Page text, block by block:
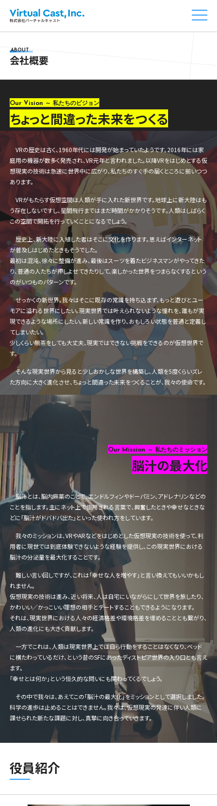
ABOUT
会社概要
Our Vision ～ 私たちのビジョン
ちょっと間違った未来をつくる
VRの歴史は古く、1960年代には開発が始まっていたようです。2016年には家
庭用の機器が数多く発売され、VR元年と言われました。以降VRをはじめとする仮
想現実の技術は急速に世界中に広がり、私たちのすぐ手の届くところに揃いつつ
あります。
VRがもたらす仮想空間は人類が手に入れた新世界です。地球上に新大陸はも
う存在しないですし、星間飛行まではまだ時間がかかりそうです。人類はしばらく
この空間で開拓を行っていくことになるでしょう。
歴史上、新大陸に入植した者はそこに文化を作ります。思えばインターネット
が普及しはじめたときもそうでした。
最初は混沌、徐々に整備が進み、最後はスーツを着たビジネスマンがやってきた
り、普通の人たちが押しよせてきたりして、楽しかった世界をつまらなくするという
のがいつものパターンです。
せっかくの新世界。我々はそこに既存の常識を持ち込まず、もっと遊びとユー
モアに溢れる世界にしたい。現実世界では叶えられないような憧れを、誰もが実
現できるような場所にしたい。新しい常識を作り、おもしろい状態を普通と定義し
てしまいたい。
少しくらい無茶をしても大丈夫、現実ではできない挑戦をできるのが仮想世界で
す。
そんな現実世界から見ると少しおかしな世界を構築し、人類を5度くらいズレ
た方向に大きく進化させ、ちょっと間違った未来をつくることが、我々の使命です。
Our Mission ～ 私たちのミッション
脳汁の最大化
脳汁とは、脳内麻薬のことで、エンドルフィンやドーパミン、アドレナリンなどの
ことを指します。主にネット上で使用される言葉で、興奮したときや幸せなときな
どに「脳汁がドバドバ出た」といった使われ方をしています。
我々のミッションは、VRやARなどをはじめとした仮想現実の技術を使って、利
用者に現世では到底体験できないような経験を提供し、この現実世界における
脳汁の分泌量を最大化することです。
難しい言い回しですが、これは「幸せな人を増やす」と言い換えてもいいかもし
れません。
仮想現実の技術は進み、近い将来、人は自宅にいながらにして世界を旅したり、
かわいい／かっこいい理想の相手とデートすることもできるようになります。
それは、現実世界における人々の経済格差や環境格差を埋めることとも繋がり、
人類の進化にも大きく貢献します。
一方でこれは、人類は現実世界上では自ら行動をすることはなくなり、ベッド
に横たわっているだけ、という昔のSFにあったディストピア世界の入り口とも言え
ます。
「幸せとは何か」という恒久的な問いにも関わってくるでしょう。
その中で我々は、あえてこの「脳汁の最大化」をミッションとして選択しました。
科学の進歩は止めることはできません。我々は、仮想現実の発達に伴い人類に
課せられた新たな課題に対し、真摯に向き合っていきます。
役員紹介